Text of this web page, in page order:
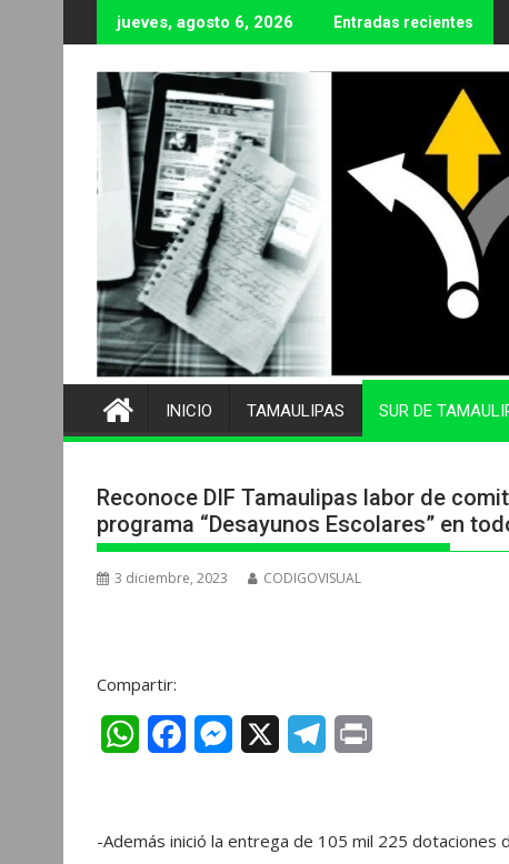
al
contenido
jueves, agosto 6, 2026 Entradas recientes
INICIO TAMAULIPAS SUR DE
Reconoce DIF Tamaulipas labor de
programa “Desayunos Escolares” en
3 diciembre, 2023 CODIGOVISUAL
Compartir:
W
t
e
s
e
n
-Además inició la entrega de 105 mil 225 dotaciones